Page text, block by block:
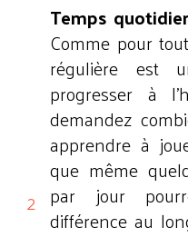
Temps
Comme pour
régulière est
progresser à
demandez
apprendre à
que même
par jour
différence au